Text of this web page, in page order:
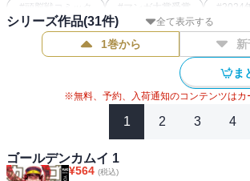
# 頭脳戦コミック # マンガ大賞受賞 #2024
#バディコミック #刑務所 #2023年アニメ
2018年アニメ化 # 2022年アニメ化
#
最強主人公コ
2020年アニメ化 # 2024年映画化
全て表示する
シリーズ作品(31件)
1巻から 新
ま
※無料、予約、入荷通知のコンテンツはカ
1 2 3 4
ゴールデンカムイ 1
¥564 (税込)